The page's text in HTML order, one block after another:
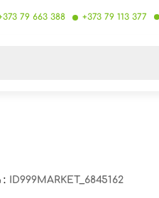
79 663 388 +373 79 113 377
: ID999MARKET_6845162